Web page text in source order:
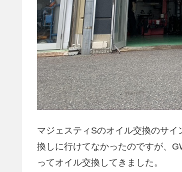
マジェスティSのオイル交換のサ
換しに行けてなかったのですが、
ってオイル交換してきました。